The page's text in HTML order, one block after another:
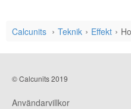
Calcunits Teknik Effekt
© Calcunits 2019
Användarvillkor